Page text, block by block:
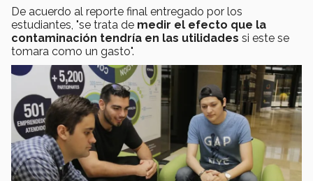
De acuerdo al reporte final entregado por los
estudiantes, "se trata de medir el efecto que la
contaminación tendría en las utilidades si este se
tomara como un gasto".